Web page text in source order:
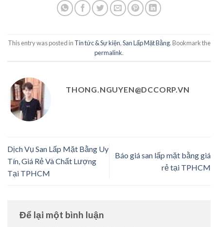
This entry was posted in Tin tức & Sự kiện,San Lấp Mặt Bằng. Bookmark the
permalink.
THONG.NGUYEN@DCCORP.VN
Dịch Vụ San Lấp Mặt Bằng Uy
Tín, Giá Rẻ Và Chất Lượng
Tại TPHCM
Báo giá san lấp mặt bằng giá
rẻ tại TPHCM
Để lại một bình luận